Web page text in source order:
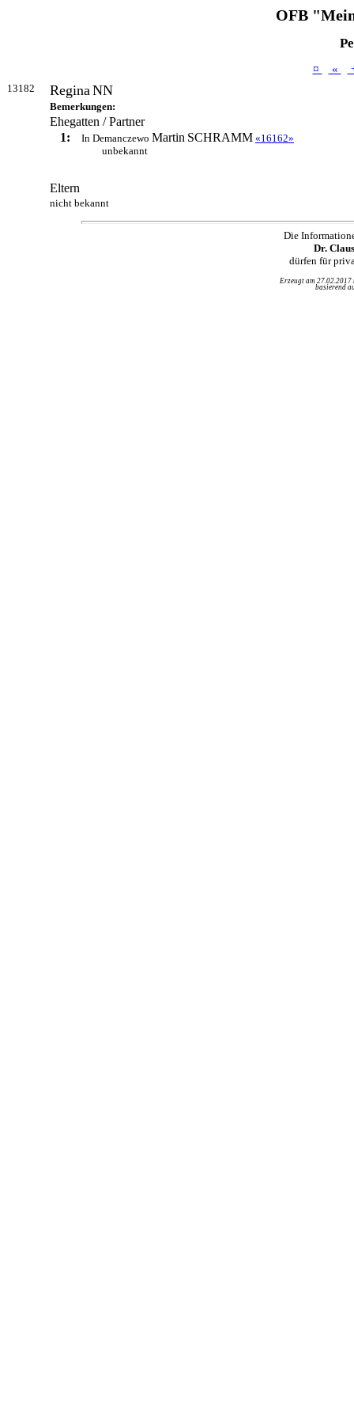
OFB
¤ «
13182 ReginaNN
Bemerkungen:
Ehegatten / Partner
1:
In Demanczewo Martin SCHRAMM «16162»
unbekannt
Eltern
nicht bekannt
Die
Dr.
dürfen für
Erzeugt am
basierend